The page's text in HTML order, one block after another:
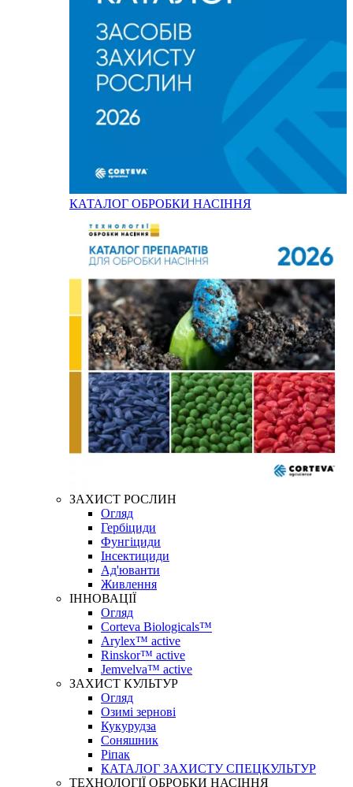
КАТАЛОГ ОБРОБКИ НАСІННЯ
ЗАХИСТ РОСЛИН
Огляд
Гербіциди
Фунгіциди
Інсектициди
Ад'юванти
Живлення
ІННОВАЦІЇ
Огляд
Corteva Biologicals™
Arylex™ active
Rinskor™ active
Jemvelva™ active
ЗАХИСТ КУЛЬТУР
Огляд
Озимі зернові
Кукурудза
Соняшник
Ріпак
КАТАЛОГ ЗАХИСТУ СПЕЦКУЛЬТУР
ТЕХНОЛОГІЇ ОБРОБКИ НАСІННЯ